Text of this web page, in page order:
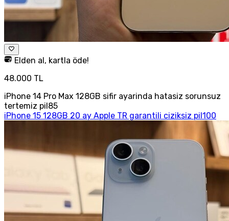
Elden al, kartla öde!
48.000 TL
iPhone 14 Pro Max 128GB sifir ayarinda hatasiz sorunsuz
tertemiz pil85
iPhone 15 128GB 20 ay Apple TR garantili ciziksiz pil100